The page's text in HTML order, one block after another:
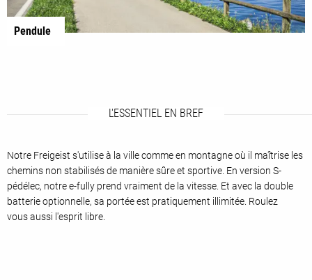
Pendule
L'ESSENTIEL EN BREF
Notre Freigeist s'utilise à la ville comme en montagne où il maîtrise les
chemins non stabilisés de manière sûre et sportive. En version S-
pédélec, notre e-fully prend vraiment de la vitesse. Et avec la double
batterie optionnelle, sa portée est pratiquement illimitée. Roulez
vous aussi l'esprit libre.